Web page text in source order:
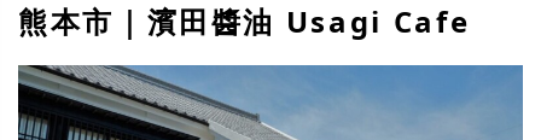
熊本市｜濱田醬油 Usagi Cafe